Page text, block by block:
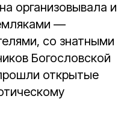
организовывала и
—
со знатными
Богословской
открытые